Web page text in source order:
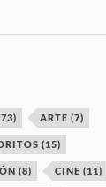
ARTE (7)
(15)
(8) CINE (11)